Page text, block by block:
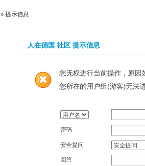
» 提示信息
人在德国 社区 提示信息
您无权进行当前操作，原因
您所在的用户组(游客)无法
密码
安全提问
回答